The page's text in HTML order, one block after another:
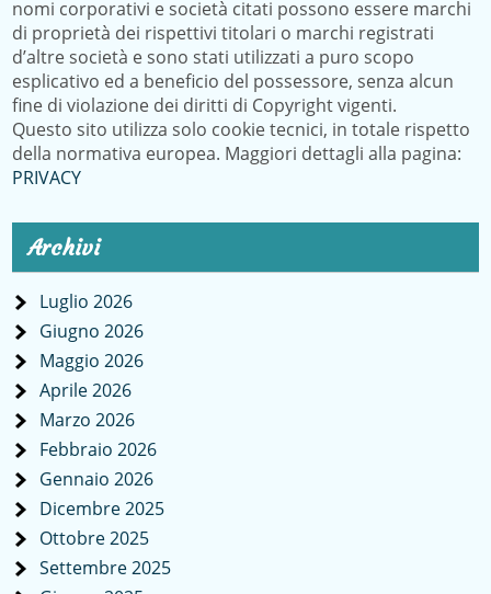
nomi corporativi e società citati possono essere marchi
di proprietà dei rispettivi titolari o marchi registrati
d’altre società e sono stati utilizzati a puro scopo
esplicativo ed a beneficio del possessore, senza alcun
fine di violazione dei diritti di Copyright vigenti.
Questo sito utilizza solo cookie tecnici, in totale rispetto
della normativa europea. Maggiori dettagli alla pagina:
PRIVACY
Archivi
Luglio 2026
Giugno 2026
Maggio 2026
Aprile 2026
Marzo 2026
Febbraio 2026
Gennaio 2026
Dicembre 2025
Ottobre 2025
Settembre 2025